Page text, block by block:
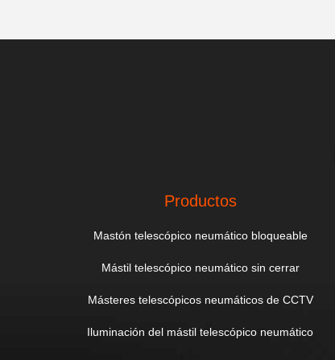
Productos
Mastón telescópico neumático bloqueable
Mástil telescópico neumático sin cerrar
Másteres telescópicos neumáticos de CCTV
Iluminación del mástil telescópico neumático